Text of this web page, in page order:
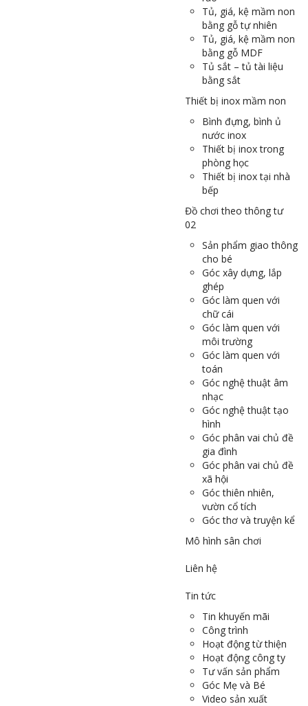
Tủ, giá, kệ mầm non
bằng gỗ tự nhiên
Tủ, giá, kệ mầm non
bằng gỗ MDF
Tủ sắt – tủ tài liệu
bằng sắt
Thiết bị inox mầm non
Bình đựng, bình ủ
nước inox
Thiết bị inox trong
phòng học
Thiết bị inox tại nhà
bếp
Đồ chơi theo thông tư
02
Sản phẩm giao thông
cho bé
Góc xây dựng, lắp
ghép
Góc làm quen với
chữ cái
Góc làm quen với
môi trường
Góc làm quen với
toán
Góc nghệ thuật âm
nhạc
Góc nghệ thuật tạo
hình
Góc phân vai chủ đề
gia đình
Góc phân vai chủ đề
xã hội
Góc thiên nhiên,
vườn cổ tích
Góc thơ và truyện kể
Mô hình sân chơi
Liên hệ
Tin tức
Tin khuyến mãi
Công trình
Hoạt động từ thiện
Hoạt động công ty
Tư vấn sản phẩm
Góc Mẹ và Bé
Video sản xuất